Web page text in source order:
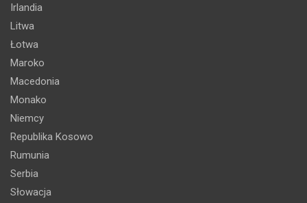
Irlandia
Litwa
Łotwa
Maroko
Macedonia
Monako
Niemcy
Republika Kosowo
Rumunia
Serbia
Słowacja